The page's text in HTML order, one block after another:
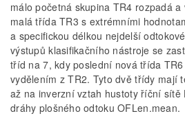
málo početná skupina TR4 rozpadá
malá třída TR3 s extrémními
a specifickou délkou nejdelší
výstupů klasifikačního nástroje se
tříd na 7, kdy poslední nová třída
vydělením z TR2. Tyto dvě třídy mají
až na inverzní vztah hustoty říční sítě
dráhy plošného odtoku OFLen.mean.